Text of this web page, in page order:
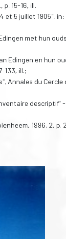
15-16, ill.
5 juillet 1905",
met hun
Edingen en hun
133, ill.;
Annales du
descriptif"
1996, 2, p.